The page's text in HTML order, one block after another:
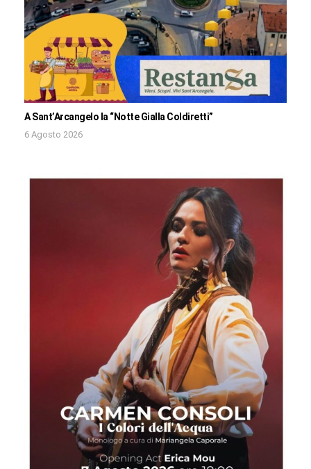
A Sant’Arcangelo la “Notte Gialla Coldiretti”
6 Agosto 2026